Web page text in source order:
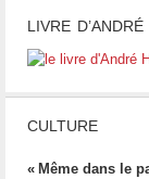
LIVRE
CULTURE
« Même dans le